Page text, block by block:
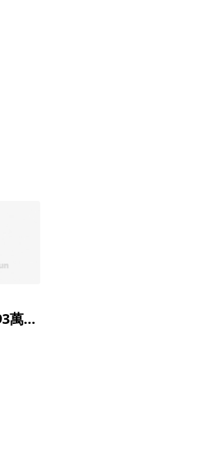
過嶺生活圈｜1193萬溫馨三房・B1車位